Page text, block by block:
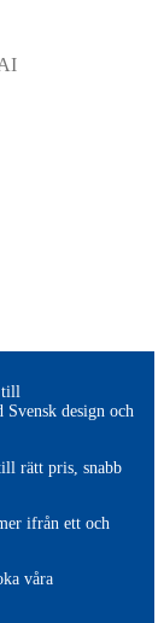
till
design och
rätt pris, snabb
ifrån ett och
våra